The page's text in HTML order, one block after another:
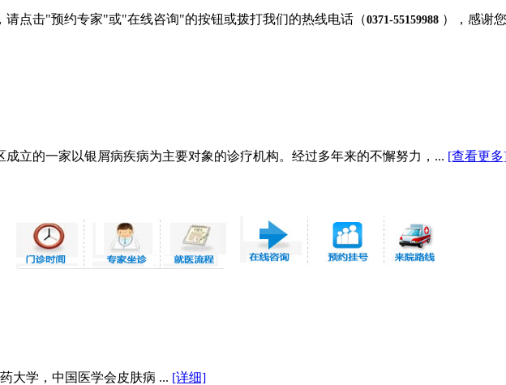
请点击"预约专家"或"在线咨询"的按钮或拨打我们的热线电话（0371-55159988 ），感谢
立的一家以银屑病疾病为主要对象的诊疗机构。经过多年来的不懈努力，... [查看更
大学，中国医学会皮肤病 ... [详细]